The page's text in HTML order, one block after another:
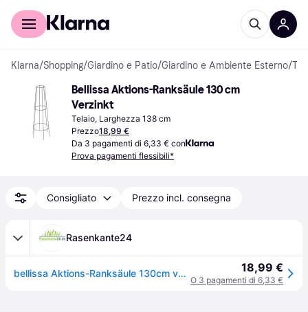
Per il tuo shopping
Klarna/Shopping/Giardino e Patio/Giardino e Ambiente Esterno/
Bellissa Aktions-Ranksäule 130 cm
Verzinkt
Telaio, Larghezza 138 cm
Prezzo18,99 €
Da 3 pagamenti di 6,33 € con
Prova pagamenti flessibili*
Consigliato Prezzo incl. consegna
Rasenkante24
bellissa Aktions-Ranksäule 130cm verzinkt 18,99 €
O 3 pagamenti di 6,33 €